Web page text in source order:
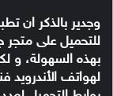
وجدير بالذكر ان
للتحميل على متجر
بهذه السهولة، و
لهواتف الأندرويد